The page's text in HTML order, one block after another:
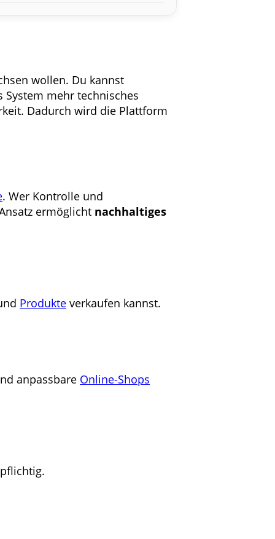
wollen. Du kannst
mehr technisches
Dadurch wird die Plattform
. Wer Kontrolle und
ermöglicht nachhaltiges
Produkte verkaufen kannst.
anpassbare Online-Shops